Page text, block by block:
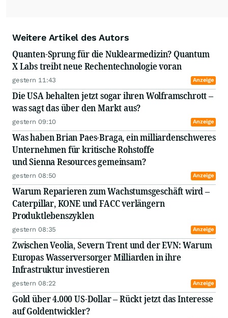
Weitere Artikel des Autors
Quanten-Sprung für die Nuklearmedizin? Quantum
X Labs treibt neue Rechentechnologie voran
gestern 11:43 Anzeige
Die USA behalten jetzt sogar ihren Wolframschrott –
was sagt das über den Markt aus?
gestern 09:10 Anzeige
Was haben Brian Paes-Braga, ein milliardenschweres
Unternehmen für kritische Rohstoffe
und Sienna Resources gemeinsam?
gestern 08:50 Anzeige
Warum Reparieren zum Wachstumsgeschäft wird –
Caterpillar, KONE und FACC verlängern
Produktlebenszyklen
gestern 08:35 Anzeige
Zwischen Veolia, Severn Trent und der EVN: Warum
Europas Wasserversorger Milliarden in ihre
Infrastruktur investieren
gestern 08:22 Anzeige
Gold über 4.000 US-Dollar – Rückt jetzt das Interesse
auf Goldentwickler?